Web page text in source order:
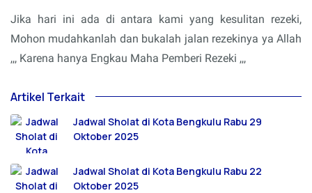
Jika hari ini ada di antara kami yang kesulitan rezeki,
Mohon mudahkanlah dan bukalah jalan rezekinya ya Allah
,,, Karena hanya Engkau Maha Pemberi Rezeki ,,,
Artikel Terkait
Jadwal Sholat di Kota Bengkulu Rabu 29
Oktober 2025
Jadwal Sholat di Kota Bengkulu Rabu 22
Oktober 2025